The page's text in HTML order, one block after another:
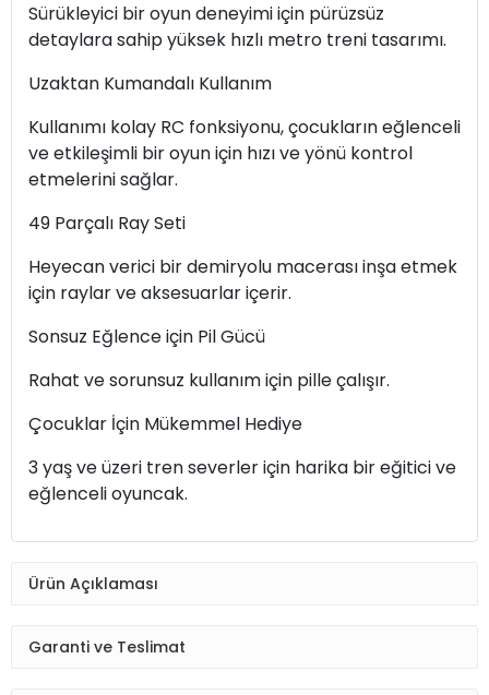
Sürükleyici bir oyun deneyimi için pürüzsüz
detaylara sahip yüksek hızlı metro treni tasarımı.
Uzaktan Kumandalı Kullanım
Kullanımı kolay RC fonksiyonu, çocukların eğlenceli
ve etkileşimli bir oyun için hızı ve yönü kontrol
etmelerini sağlar.
49 Parçalı Ray Seti
Heyecan verici bir demiryolu macerası inşa etmek
için raylar ve aksesuarlar içerir.
Sonsuz Eğlence için Pil Gücü
Rahat ve sorunsuz kullanım için pille çalışır.
Çocuklar İçin Mükemmel Hediye
3 yaş ve üzeri tren severler için harika bir eğitici ve
eğlenceli oyuncak.
Ürün Açıklaması
Garanti ve Teslimat